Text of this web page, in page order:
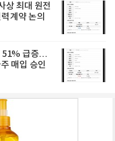
상 최대 원전
계약 논의
51% 급증…
매입 승인